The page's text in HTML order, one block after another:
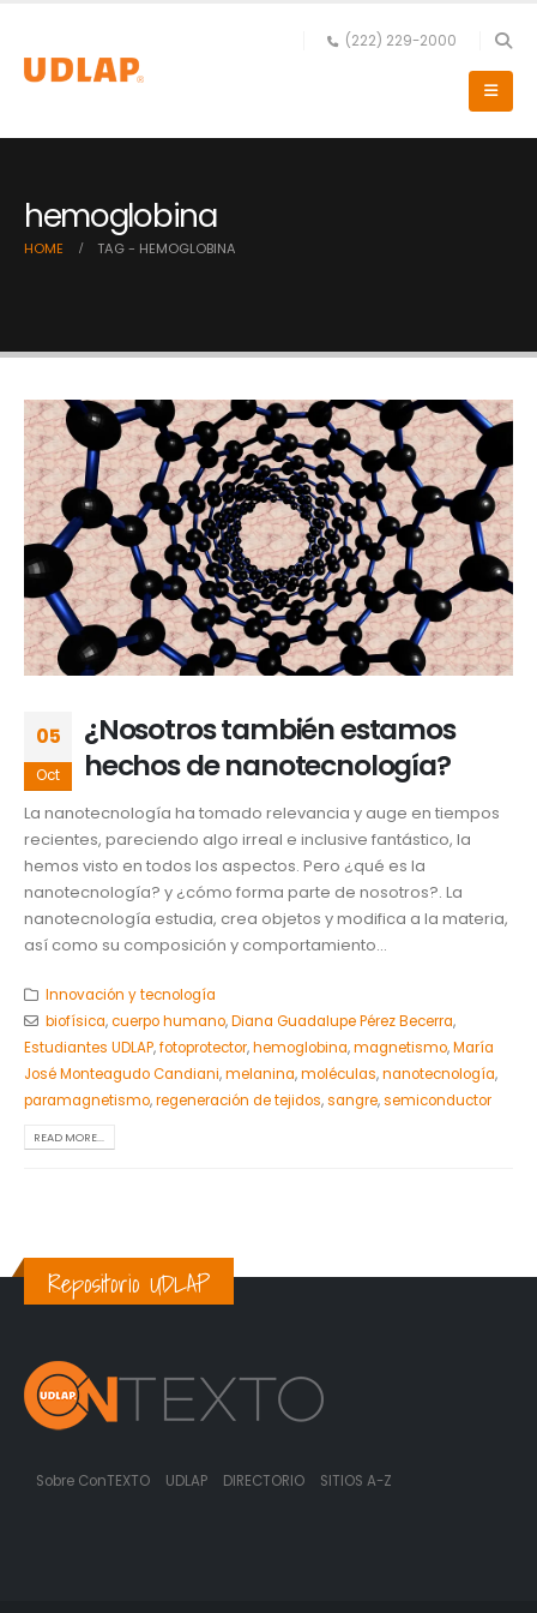
(222) 229-2000
hemoglobina
HOME TAG - HEMOGLOBINA
05
Oct
¿Nosotros también estamos
hechos de nanotecnología?
La nanotecnología ha tomado relevancia y auge en tiempos
recientes, pareciendo algo irreal e inclusive fantástico, la
hemos visto en todos los aspectos. Pero ¿qué es la
nanotecnología? y ¿cómo forma parte de nosotros?. La
nanotecnología estudia, crea objetos y modifica a la materia,
así como su composición y comportamiento...
Innovación y tecnología
biofísica,cuerpo humano,Diana Guadalupe Pérez Becerra,
Estudiantes UDLAP,fotoprotector,hemoglobina,magnetismo,María
José Monteagudo Candiani,melanina,moléculas,nanotecnología,
paramagnetismo,regeneración de tejidos,sangre,semiconductor
READ MORE...
Repositorio UDLAP
Sobre ConTEXTO UDLAP DIRECTORIO SITIOS A-Z